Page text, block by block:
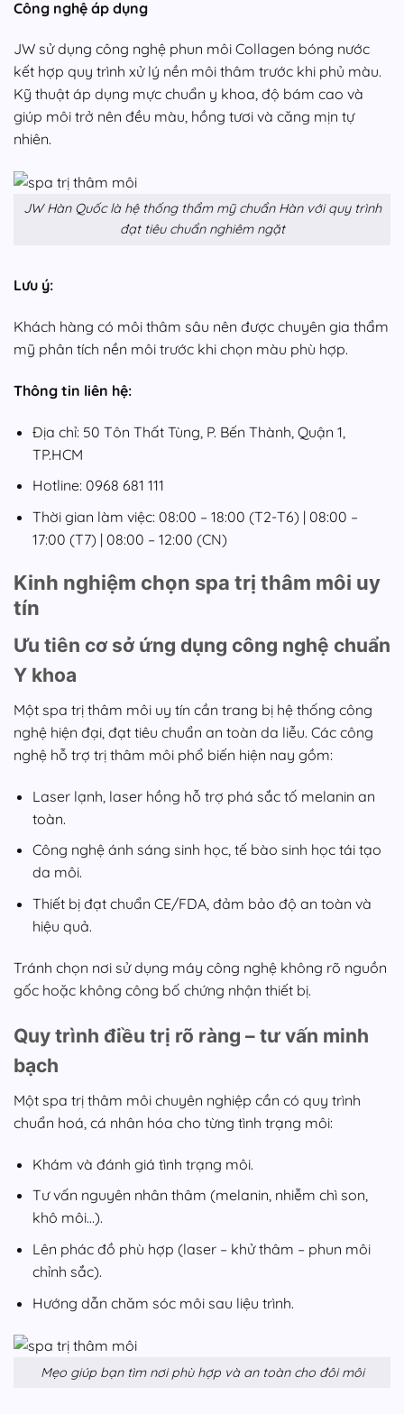
Công nghệ áp dụng
JW sử dụng công nghệ phun môi Collagen bóng nước
kết hợp quy trình xử lý nền môi thâm trước khi phủ màu.
Kỹ thuật áp dụng mực chuẩn y khoa, độ bám cao và
giúp môi trở nên đều màu, hồng tươi và căng mịn tự
nhiên.
JW Hàn Quốc là hệ thống thẩm mỹ chuẩn Hàn với quy trình
đạt tiêu chuẩn nghiêm ngặt
Lưu ý:
Khách hàng có môi thâm sâu nên được chuyên gia thẩm
mỹ phân tích nền môi trước khi chọn màu phù hợp.
Thông tin liên hệ:
Địa chỉ: 50 Tôn Thất Tùng, P. Bến Thành, Quận 1,
TP.HCM
Hotline: 0968 681 111
Thời gian làm việc: 08:00 – 18:00 (T2-T6) | 08:00 –
17:00 (T7) | 08:00 – 12:00 (CN)
Kinh nghiệm chọn spa trị thâm môi uy
tín
Ưu tiên cơ sở ứng dụng công nghệ chuẩn
Y khoa
Một spa trị thâm môi uy tín cần trang bị hệ thống công
nghệ hiện đại, đạt tiêu chuẩn an toàn da liễu. Các công
nghệ hỗ trợ trị thâm môi phổ biến hiện nay gồm:
Laser lạnh, laser hồng hỗ trợ phá sắc tố melanin an
toàn.
Công nghệ ánh sáng sinh học, tế bào sinh học tái tạo
da môi.
Thiết bị đạt chuẩn CE/FDA, đảm bảo độ an toàn và
hiệu quả.
Tránh chọn nơi sử dụng máy công nghệ không rõ nguồn
gốc hoặc không công bố chứng nhận thiết bị.
Quy trình điều trị rõ ràng – tư vấn minh
bạch
Một spa trị thâm môi chuyên nghiệp cần có quy trình
chuẩn hoá, cá nhân hóa cho từng tình trạng môi:
Khám và đánh giá tình trạng môi.
Tư vấn nguyên nhân thâm (melanin, nhiễm chì son,
khô môi…).
Lên phác đồ phù hợp (laser – khử thâm – phun môi
chỉnh sắc).
Hướng dẫn chăm sóc môi sau liệu trình.
Mẹo giúp bạn tìm nơi phù hợp và an toàn cho đôi môi